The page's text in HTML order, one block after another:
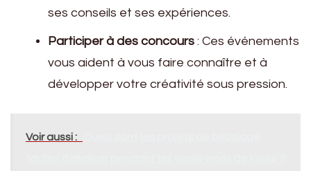
ses conseils et ses expériences.
Participer à des concours : Ces événements
vous aident à vous faire connaître et à
développer votre créativité sous pression.
Voir aussi :